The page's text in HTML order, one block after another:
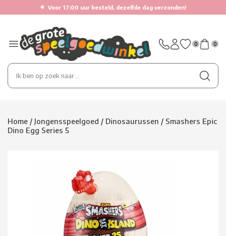
★ Voor 17:00 uur besteld, dezelfde dag verzonden!
0 0
Home / Jongensspeelgoed / Dinosaurussen / Smashers Epic
Dino Egg Series 5